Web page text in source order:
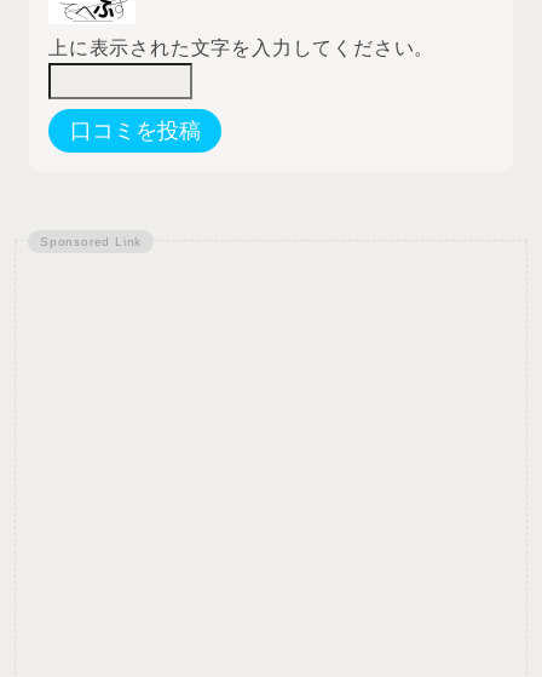
上に表示された文字を入力してください。